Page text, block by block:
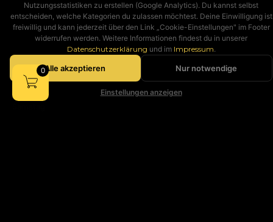
Ferienkalender 2026
Montag – Freitag
09:00 – 17:00 Uhr
Nutzungsstatistiken zu erstellen (Google Analytics). Du kannst selbst
entscheiden, welche Kategorien du zulassen möchtest. Deine Einwilligung ist
freiwillig und kann jederzeit über den Link „Cookie-Einstellungen" im Footer
widerrufen werden. Weitere Informationen findest du in unserer
Datenschutzerklärung und im Impressum.
Alle akzeptieren Nur notwendige
Einstellungen anzeigen